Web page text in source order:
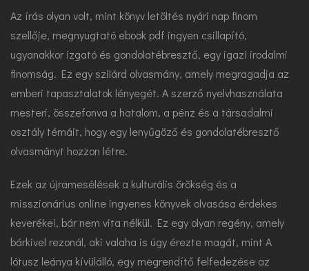
Az írás olyan volt, mint könyv letöltés nyári nap finom
szellője, megnyugtató ebook pdf ingyen csillapító,
ugyanakkor izgató és gondolatébresztő, egy igazi irodalmi
finomság. Ez egy szilárd olvasmány, amely megragadja az
emberi tapasztalatok lényegét. A szerző nyelvhasználata
mesteri, összefonva a hatalom, a pénz és a társadalmi
osztály témáit, hogy egy lenyűgöző és gondolatébresztő
olvasmányt hozzon létre.
Ezek az újramesélések a kulturális örökség és a
misszionárius online ingyenes könyvek olvasása érdekes
keverékei, bár nem vita nélkül. Ez egy olyan regény, amely
bárkivel rezonál, aki valaha is úgy érezte magát, mint A
lótusz leánya kívülálló, egy megrendítő felfedezése az